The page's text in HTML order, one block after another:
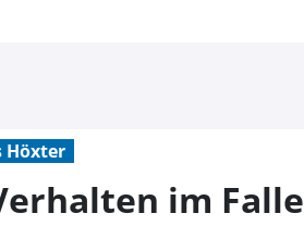
Höxter
im